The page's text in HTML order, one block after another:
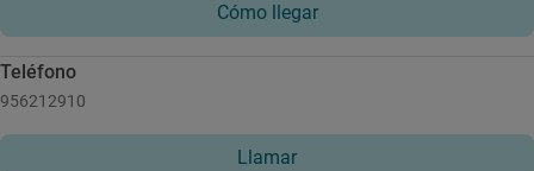
Cómo llegar
Teléfono
956212910
Llamar